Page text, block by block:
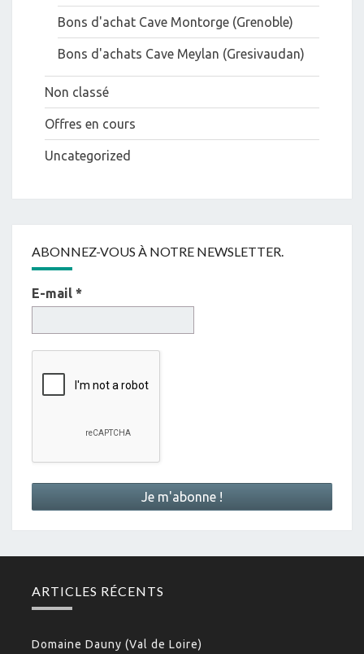
Bons d'achat Cave Montorge (Grenoble)
Bons d'achats Cave Meylan (Gresivaudan)
Non classé
Offres en cours
Uncategorized
ABONNEZ-VOUS À NOTRE NEWSLETTER.
E-mail *
ARTICLES RÉCENTS
Domaine Dauny (Val de Loire)